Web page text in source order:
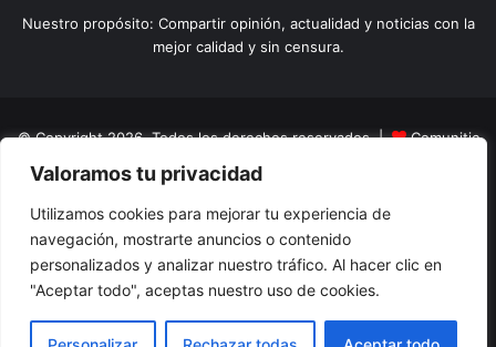
Valoramos tu privacidad
Utilizamos cookies para mejorar tu experiencia de
navegación, mostrarte anuncios o contenido
personalizados y analizar nuestro tráfico. Al hacer clic en
"Aceptar todo", aceptas nuestro uso de cookies.
Nuestro propósito: Compartir opinión, actualidad y noticias con la
mejor calidad y sin censura.
© Copyright 2026, Todos los derechos reservados |
Comunitic
SAS BICNit 901228106
Home
Actualidad Variedades Opinion Turismo
El Tinteadero
Caricaturas Reportajes
FacebookYouTubeInstagram